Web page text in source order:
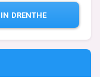
DRENTHE